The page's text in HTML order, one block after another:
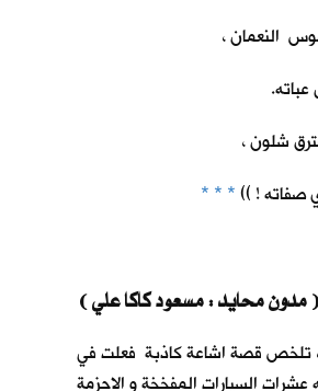
النعمان ،
شلون ،
صفاته ! ))* * *
( مدون محايد : مسعود كاكا علي )
، تلخص قصة اشاعة كاذبة فعلت في
السيارات المفخخة و الاحزمة